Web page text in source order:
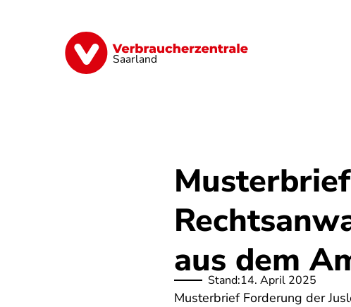
Saarland
Digitales Energie Finanzen
aus dem
Stand:14. April 2025
Musterbrief Forderung der